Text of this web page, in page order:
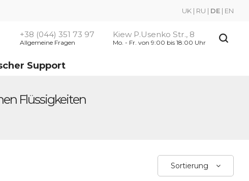
UK | RU | DE | EN
+38 (044) 351 73 97
Allgemeine Fragen
Kiew P.Usenko Str., 8
Mo. - Fr. von 9:00 bis 18:00 Uhr
Support
Flüssigkeiten
Sortierung